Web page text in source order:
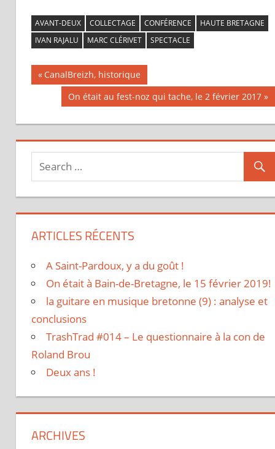
AVANT-DEUX COLLECTAGE CONFÉRENCE
HAUTE BRETAGNE
IVAN RAJALU
MARC CLÉRIVET SPECTACLE
Navigation
de
l’article
Previous
Post:
CanalBreizh, historique
Next
On était au fest-noz qui tache, le 2 février 2017
ARTICLES RÉCENTS
A Saint-Pardoux, y a du goût !
On était à Bain-de-Bretagne, le 15 février 2019!
la guitare en musique bretonne (9) : analyse et
conclusions
TrashTrad #014 – Le questionnaire à la con de
Roland Brou
Deux ans !
ARCHIVES